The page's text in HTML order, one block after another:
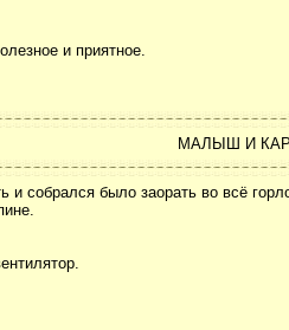
и приятное.
МАЛЫШ И
собрался было заорать во всё